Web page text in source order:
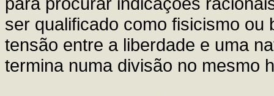
ser qualificado como fisicismo
tensão entre a liberdade e uma
termina numa divisão no mesmo